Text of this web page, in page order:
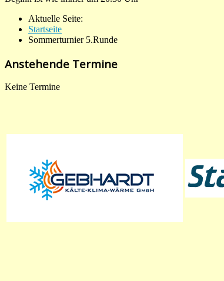
Aktuelle Seite:
Startseite
Sommerturnier 5.Runde
Anstehende Termine
Keine Termine